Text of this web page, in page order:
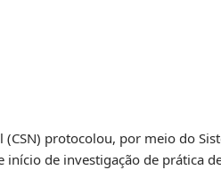
protocolou, por meio do
de investigação de prática